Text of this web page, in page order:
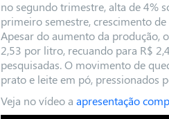
no segundo trimestre, alta de 4%
primeiro semestre, crescimento
Apesar do aumento da produção,
2,53 por litro, recuando para R$
pesquisadas. O movimento de
prato e leite em pó, pressionados
Veja no vídeo a apresentação